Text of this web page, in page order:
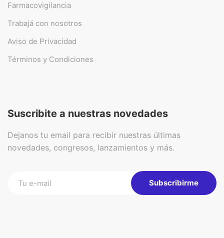
Farmacovigilancia
Trabajá con nosotros
Aviso de Privacidad
Términos y Condiciones
Suscribite a nuestras novedades
Dejanos tu email para recibir nuestras últimas
novedades, congresos, lanzamientos y más.
Subscribirme